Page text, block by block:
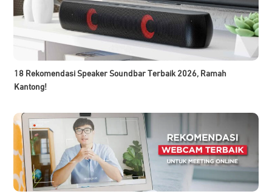
18 Rekomendasi Speaker Soundbar Terbaik 2026, Ramah
Kantong!